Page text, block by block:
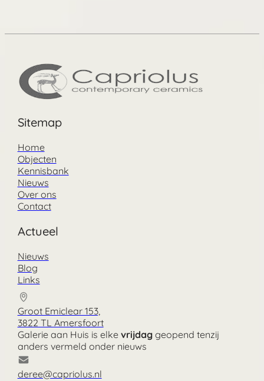
Sitemap
Home
Objecten
Kennisbank
Nieuws
Over ons
Contact
Actueel
Nieuws
Blog
Links
Groot Emiclear 153,
3822 TL Amersfoort
Galerie aan Huis is elke vrijdaggeopend tenzij
anders vermeld onder nieuws
deree@capriolus.nl